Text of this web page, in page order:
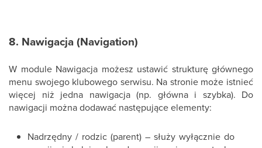
8. Nawigacja (Navigation)
W module Nawigacja możesz ustawić strukturę głównego
menu swojego klubowego serwisu. Na stronie może istnieć
więcej niż jedna nawigacja (np. główna i szybka). Do
nawigacji można dodawać następujące elementy:
Nadrzędny / rodzic (parent) – służy wyłącznie do